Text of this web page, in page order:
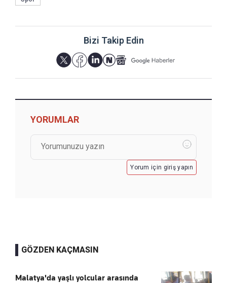
Bizi Takip Edin
YORUMLAR
Yorum için giriş yapın
GÖZDEN KAÇMASIN
Malatya'da yaşlı yolcular arasında